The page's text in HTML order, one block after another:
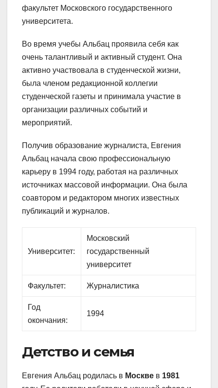
факультет Московского государственного
университета.
Во время учебы Альбац проявила себя как
очень талантливый и активный студент. Она
активно участвовала в студенческой жизни,
была членом редакционной коллегии
студенческой газеты и принимала участие в
организации различных событий и
мероприятий.
Получив образование журналиста, Евгения
Альбац начала свою профессиональную
карьеру в 1994 году, работая на различных
источниках массовой информации. Она была
соавтором и редактором многих известных
публикаций и журналов.
Университет:
Московский
государственный
университет
Факультет: Журналистика
Год
окончания:
1994
Детство и семья
Евгения Альбац родилась в Москве в 1981